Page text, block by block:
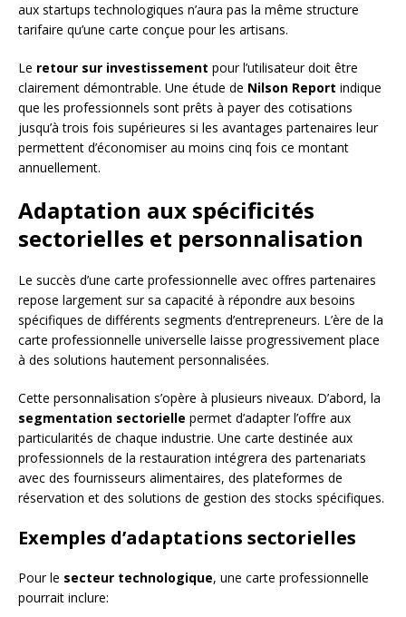
aux startups technologiques n’aura pas la même structure
tarifaire qu’une carte conçue pour les artisans.
Le retour sur investissement pour l’utilisateur doit être
clairement démontrable. Une étude de Nilson Report indique
que les professionnels sont prêts à payer des cotisations
jusqu’à trois fois supérieures si les avantages partenaires leur
permettent d’économiser au moins cinq fois ce montant
annuellement.
Adaptation aux spécificités
sectorielles et personnalisation
Le succès d’une carte professionnelle avec offres partenaires
repose largement sur sa capacité à répondre aux besoins
spécifiques de différents segments d’entrepreneurs. L’ère de la
carte professionnelle universelle laisse progressivement place
à des solutions hautement personnalisées.
Cette personnalisation s’opère à plusieurs niveaux. D’abord, la
segmentation sectorielle permet d’adapter l’offre aux
particularités de chaque industrie. Une carte destinée aux
professionnels de la restauration intégrera des partenariats
avec des fournisseurs alimentaires, des plateformes de
réservation et des solutions de gestion des stocks spécifiques.
Exemples d’adaptations sectorielles
Pour le secteur technologique, une carte professionnelle
pourrait inclure: